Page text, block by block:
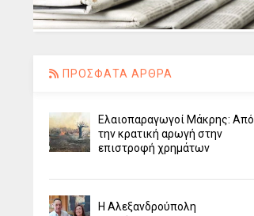
ΠΡΟΣΦΑΤΑ ΑΡΘΡΑ
Ελαιοπαραγωγοί Μάκρης: Από
την κρατική αρωγή στην
επιστροφή χρημάτων
Η Αλεξανδρούπολη